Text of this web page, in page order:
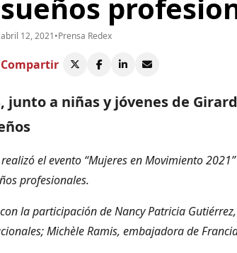
sueños
abril 12, 2021•Prensa Redex
Compartir
junto a niñas y jóvenes de
realizó el evento “Mujeres en Movimiento
profesionales.
la participación de Nancy Patricia
Michèle Ramis, embajadora de